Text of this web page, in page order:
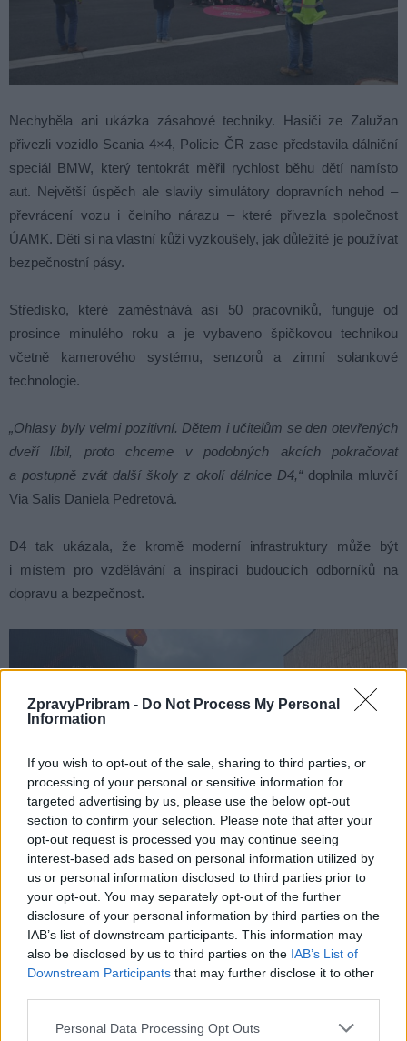
ZpravyPribram - Do Not Process My Personal
Information
If you wish to opt-out of the sale, sharing to third parties, or
processing of your personal or sensitive information for
targeted advertising by us, please use the below opt-out
section to confirm your selection. Please note that after your
opt-out request is processed you may continue seeing
interest-based ads based on personal information utilized by
us or personal information disclosed to third parties prior to
your opt-out. You may separately opt-out of the further
disclosure of your personal information by third parties on the
IAB’s list of downstream participants. This information may
also be disclosed by us to third parties on the IAB’s List of
Downstream Participants that may further disclose it to other
Personal Data Processing Opt Outs
Nechyběla ani ukázka zásahové techniky. Hasiči ze Zalužan
přivezli vozidlo Scania 4×4, Policie ČR zase představila dálniční
speciál BMW, který tentokrát měřil rychlost běhu dětí namísto
aut. Největší úspěch ale slavily simulátory dopravních nehod –
převrácení vozu i čelního nárazu – které přivezla společnost
ÚAMK. Děti si na vlastní kůži vyzkoušely, jak důležité je používat
bezpečnostní pásy.
Středisko, které zaměstnává asi 50 pracovníků, funguje od
prosince minulého roku a je vybaveno špičkovou technikou
včetně kamerového systému, senzorů a zimní solankové
technologie.
„Ohlasy byly velmi pozitivní. Dětem i učitelům se den otevřených
dveří líbil, proto chceme v podobných akcích pokračovat
a postupně zvát další školy z okolí dálnice D4,“ doplnila mluvčí
Via Salis Daniela Pedretová.
D4 tak ukázala, že kromě moderní infrastruktury může být
i místem pro vzdělávání a inspiraci budoucích odborníků na
dopravu a bezpečnost.
Komentáře
TAGY D4 dálnice děti školy údržba Via Salis